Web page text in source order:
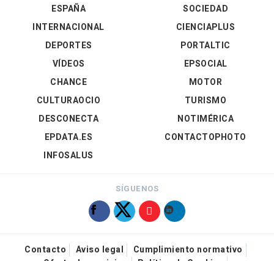
ESPAÑA
INTERNACIONAL
DEPORTES
VÍDEOS
SOCIEDAD
CIENCIAPLUS
PORTALTIC
EPSOCIAL
CHANCE
CULTURAOCIO
DESCONECTA
EPDATA.ES
INFOSALUS
MOTOR
TURISMO
NOTIMÉRICA
CONTACTOPHOTO
SÍGUENOS
Contacto Aviso legal
Cumplimiento normativo